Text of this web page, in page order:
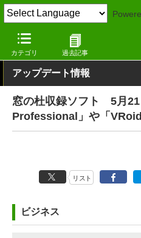
カテゴリ 過去記事
窓の杜 その他の話題
アップデート情報
窓の杜収録ソフト 5月
Professional」や「
リスト
ビジネス